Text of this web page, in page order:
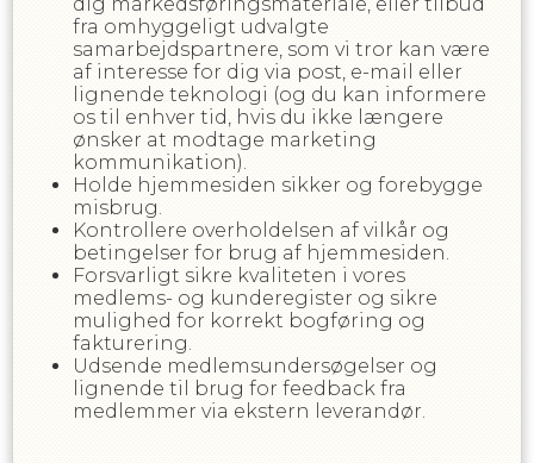
fra omhyggeligt udvalgte
samarbejdspartnere, som vi tror kan være
af interesse for dig via post, e-mail eller
lignende teknologi (og du kan informere
os til enhver tid, hvis du ikke længere
ønsker at modtage marketing
kommunikation).
Holde hjemmesiden sikker og forebygge
misbrug.
Kontrollere overholdelsen af ​​vilkår og
betingelser for brug af hjemmesiden.
Forsvarligt sikre kvaliteten i vores
medlems- og kunderegister og sikre
mulighed for korrekt bogføring og
fakturering.
Udsende medlemsundersøgelser og
lignende til brug for feedback fra
medlemmer via ekstern leverandør.